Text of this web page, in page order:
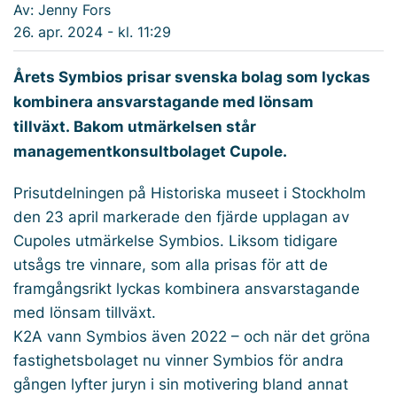
Av: Jenny Fors
26. apr. 2024 - kl. 11:29
Årets Symbios prisar svenska bolag som lyckas
kombinera ansvarstagande med lönsam
tillväxt. Bakom utmärkelsen står
managementkonsultbolaget Cupole.
Prisutdelningen på Historiska museet i Stockholm
den 23 april markerade den fjärde upplagan av
Cupoles utmärkelse Symbios. Liksom tidigare
utsågs tre vinnare, som alla prisas för att de
framgångsrikt lyckas kombinera ansvarstagande
med lönsam tillväxt.
K2A vann Symbios även 2022 – och när det gröna
fastighetsbolaget nu vinner Symbios för andra
gången lyfter juryn i sin motivering bland annat